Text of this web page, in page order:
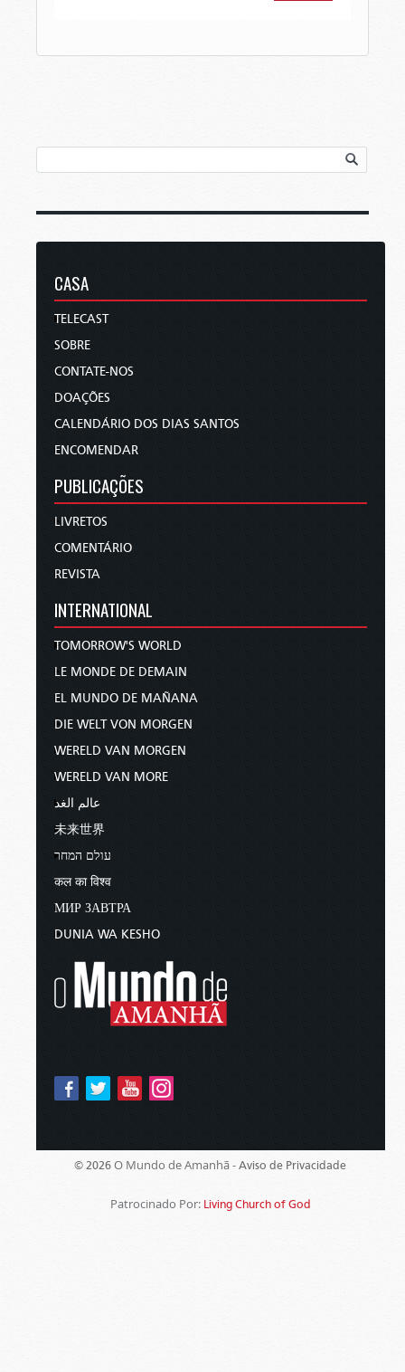
CASA
TELECAST
SOBRE
CONTATE-NOS
DOAÇÕES
CALENDÁRIO DOS DIAS SANTOS
ENCOMENDAR
PUBLICAÇÕES
LIVRETOS
COMENTÁRIO
REVISTA
INTERNATIONAL
TOMORROW'S WORLD
LE MONDE DE DEMAIN
EL MUNDO DE MAÑANA
DIE WELT VON MORGEN
WERELD VAN MORGEN
WERELD VAN MORE
عالم الغد
未来世界
עולם המחר
कल का विश्व
МИР ЗАВТРА
DUNIA WA KESHO
© 2026 O Mundo de Amanhã -Aviso de Privacidade
Patrocinado Por: Living Church of God